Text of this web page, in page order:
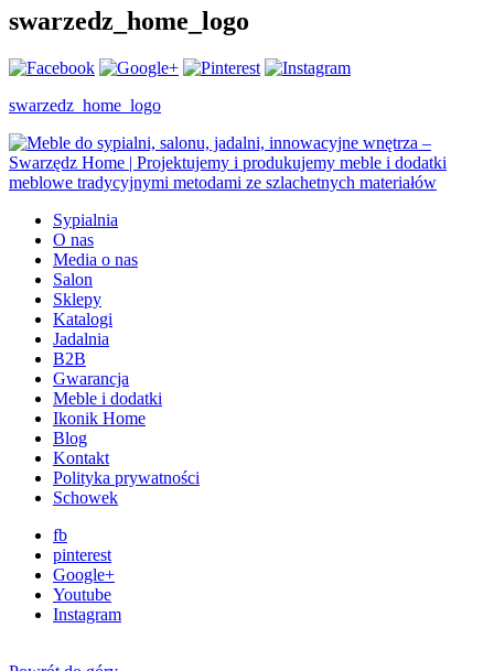
swarzedz_home_logo
swarzedz_home_logo
Sypialnia
O nas
Media o nas
Salon
Sklepy
Katalogi
Jadalnia
B2B
Gwarancja
Meble i dodatki
Ikonik Home
Blog
Kontakt
Polityka prywatności
Schowek
fb
pinterest
Google+
Youtube
Instagram